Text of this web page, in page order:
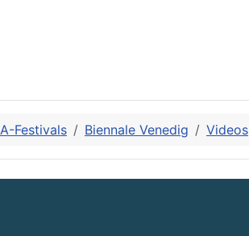
A-Festivals Biennale Venedig Videos